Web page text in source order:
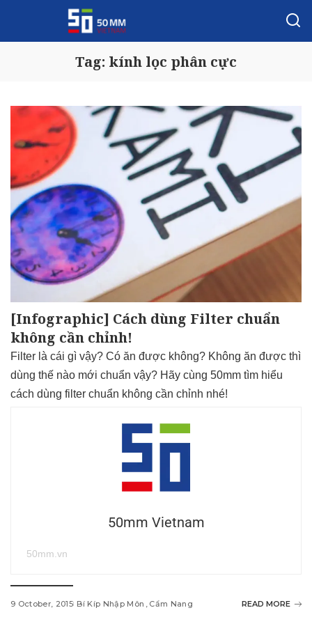
Tag: kính lọc phân cực
[Infographic] Cách dùng Filter chuẩn
không cần chỉnh!
Filter là cái gì vậy? Có ăn được không? Không ăn được thì
dùng thế nào mới chuẩn vậy? Hãy cùng 50mm tìm hiểu
cách dùng filter chuẩn không cần chỉnh nhé!
50mm Vietnam
50mm.vn
9 October, 2015 Bí Kíp Nhập Môn Cẩm Nang READ MORE